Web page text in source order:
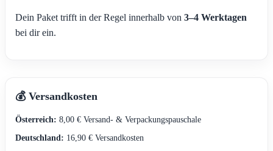
Dein Paket trifft in der Regel innerhalb von 3–4 Werktagen
bei dir ein.
💰 Versandkosten
Österreich: 8,00 € Versand- & Verpackungspauschale
Deutschland: 16,90 € Versandkosten